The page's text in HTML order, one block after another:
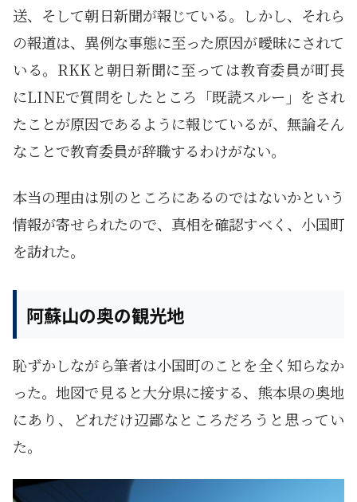
送、そして朝日新聞が報じている。しかし、それら
の報道は、異例な事態に至った原因が曖昧にされて
いる。RKKと朝日新聞に至っては教育委員が町長
にLINEで質問をしたところ「既読スルー」をされ
たことが原因であるように報じているが、無論そん
なことで教育委員が辞職するわけがない。
本当の理由は別のところにあるのではないかという
情報が寄せられたので、真相を確認すべく、小国町
を訪れた。
阿蘇山の奥の観光地
恥ずかしながら筆者は小国町のことを全く知らなか
った。地図で見ると大分県に接する、熊本県の奥地
にあり、どれだけ辺鄙なところだろうと思ってい
た。